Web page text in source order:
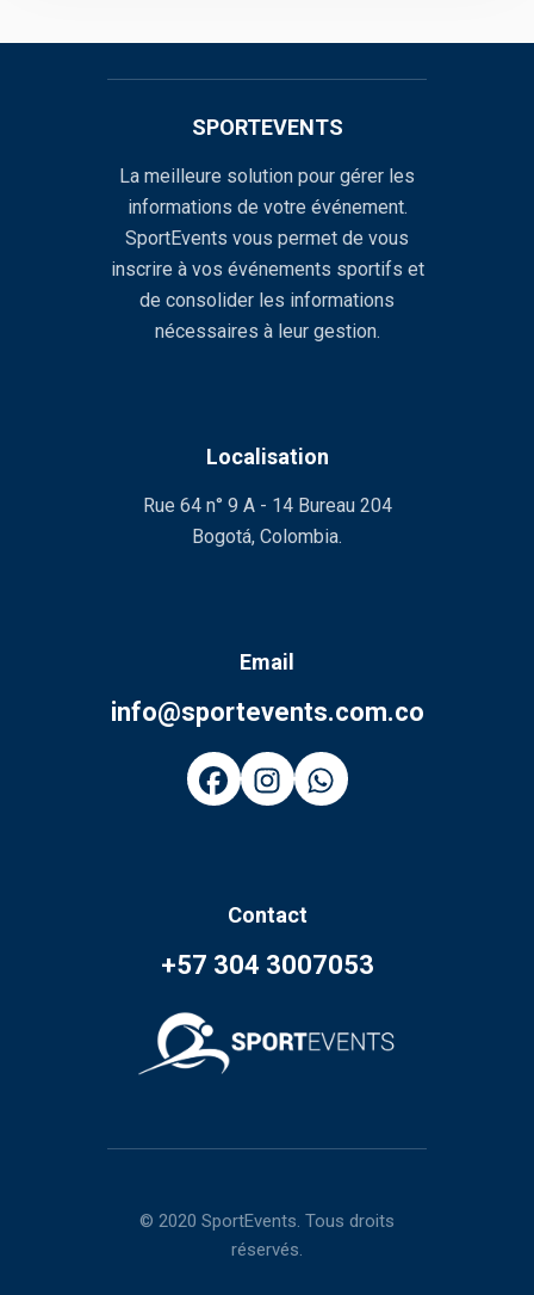
SPORTEVENTS
La meilleure solution pour gérer les
informations de votre événement.
SportEvents vous permet de vous
inscrire à vos événements sportifs et
de consolider les informations
nécessaires à leur gestion.
Localisation
Rue 64 n° 9 A - 14 Bureau 204
Bogotá, Colombia.
Email
info@sportevents.com.co
Contact
+57 304 3007053
© 2020 SportEvents. Tous droits
réservés.